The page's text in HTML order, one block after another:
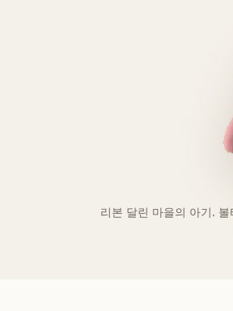
리본 달린 마을의 아기.